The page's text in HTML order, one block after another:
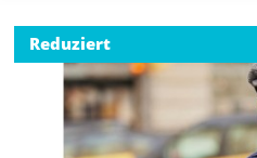
Reduziert